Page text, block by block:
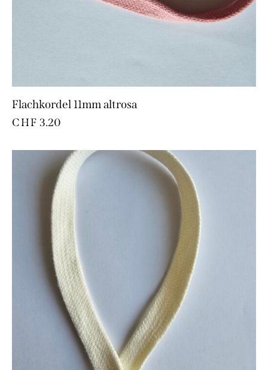
Flachkordel 11mm altrosa
CHF 3.20